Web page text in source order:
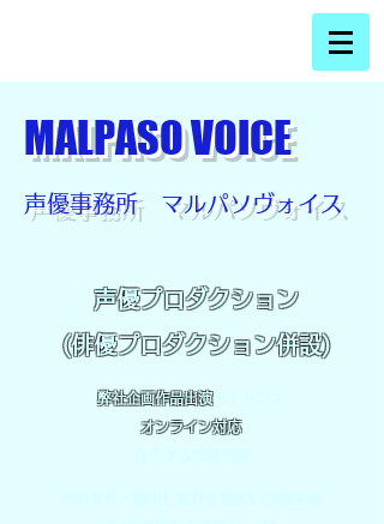
MALPASO VOICE
声優事務所 マルパソヴォイス
声優プロダクション
(俳優プロダクション併設)
弊社企画作品出演のチャンス
オンライン対応